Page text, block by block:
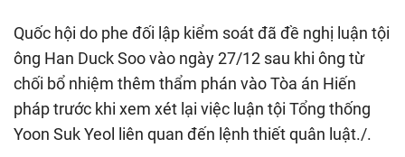
Quốc hội do phe đối lập kiểm soát đã đề nghị luận tội
ông Han Duck Soo vào ngày 27/12 sau khi ông từ
chối bổ nhiệm thêm thẩm phán vào Tòa án Hiến
pháp trước khi xem xét lại việc luận tội Tổng thống
Yoon Suk Yeol liên quan đến lệnh thiết quân luật./.